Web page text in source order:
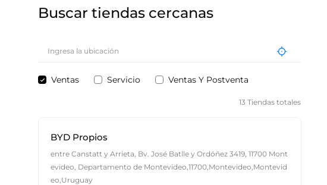
Buscar tiendas cercanas
Ventas Servicio Ventas Y Postventa
13 Tiendas totales
BYD Propios
entre Canstatt y Arrieta, Bv. José Batlle y Ordóñez 3419, 11700 Mont
evideo, Departamento de Montevideo,11700,Montevideo,Montevid
eo,Uruguay